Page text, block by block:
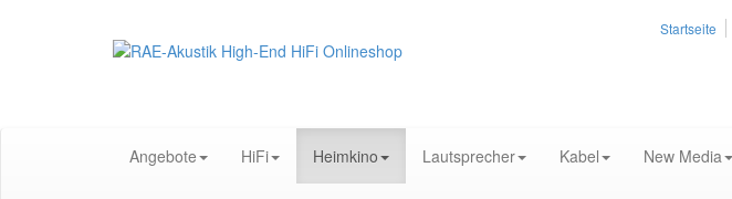
Startseite
Angebote HiFi Heimkino Lautsprecher Kabel New Media